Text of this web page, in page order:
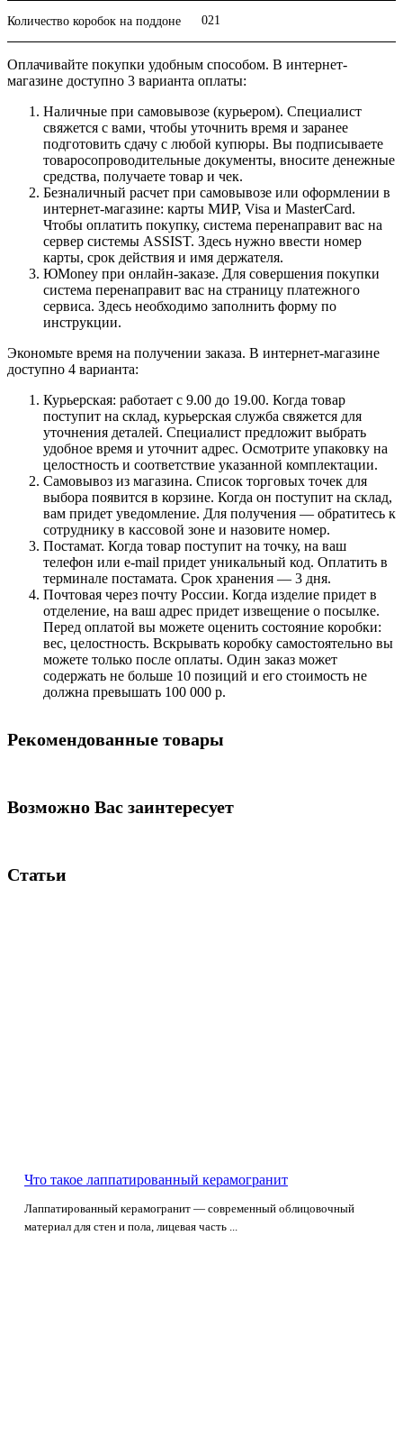
Количество коробок на поддоне 021
Оплачивайте покупки удобным способом. В интернет-
магазине доступно 3 варианта оплаты:
Наличные при самовывозе (курьером). Специалист
свяжется с вами, чтобы уточнить время и заранее
подготовить сдачу с любой купюры. Вы подписываете
товаросопроводительные документы, вносите денежные
средства, получаете товар и чек.
Безналичный расчет при самовывозе или оформлении в
интернет-магазине: карты МИР, Visa и MasterCard.
Чтобы оплатить покупку, система перенаправит вас на
сервер системы ASSIST. Здесь нужно ввести номер
карты, срок действия и имя держателя.
ЮMoney при онлайн-заказе. Для совершения покупки
система перенаправит вас на страницу платежного
сервиса. Здесь необходимо заполнить форму по
инструкции.
Экономьте время на получении заказа. В интернет-магазине
доступно 4 варианта:
Курьерская: работает с 9.00 до 19.00. Когда товар
поступит на склад, курьерская служба свяжется для
уточнения деталей. Специалист предложит выбрать
удобное время и уточнит адрес. Осмотрите упаковку на
целостность и соответствие указанной комплектации.
Самовывоз из магазина. Список торговых точек для
выбора появится в корзине. Когда он поступит на склад,
вам придет уведомление. Для получения — обратитесь к
сотруднику в кассовой зоне и назовите номер.
Постамат. Когда товар поступит на точку, на ваш
телефон или e-mail придет уникальный код. Оплатить в
терминале постамата. Срок хранения — 3 дня.
Почтовая через почту России. Когда изделие придет в
отделение, на ваш адрес придет извещение о посылке.
Перед оплатой вы можете оценить состояние коробки:
вес, целостность. Вскрывать коробку самостоятельно вы
можете только после оплаты. Один заказ может
содержать не больше 10 позиций и его стоимость не
должна превышать 100 000 р.
Рекомендованные товары
Возможно Вас заинтересует
Статьи
Что такое лаппатированный керамогранит
Лаппатированный керамогранит — современный облицовочный
материал для стен и пола, лицевая часть ...